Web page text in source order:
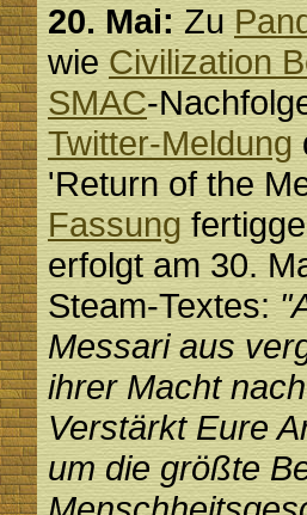
20. Mai:Zu
wieCivilization
SMAC-
Twitter-Meldung
'Return of the
Fassung
erfolgt am 30.
Steam-Textes:
Messari aus
ihrer Macht
Verstärkt Eure
um die größte